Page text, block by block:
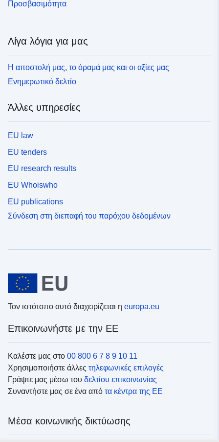
Προσβασιμότητα
Λίγα λόγια για μας
Η αποστολή μας, το όραμά μας και οι αξίες μας
Ενημερωτικό δελτίο
Άλλες υπηρεσίες
EU law
EU tenders
EU research results
EU Whoiswho
EU publications
Σύνδεση στη διεπαφή του παρόχου δεδομένων
Τον ιστότοπο αυτό διαχειρίζεται η europa.eu
Επικοινωνήστε με την ΕΕ
Καλέστε μας στο 00 800 6 7 8 9 10 11
Χρησιμοποιήστε άλλες τηλεφωνικές επιλογές
Γράψτε μας μέσω του δελτίου επικοινωνίας
Συναντήστε μας σε ένα από τα κέντρα της ΕΕ
Μέσα κοινωνικής δικτύωσης